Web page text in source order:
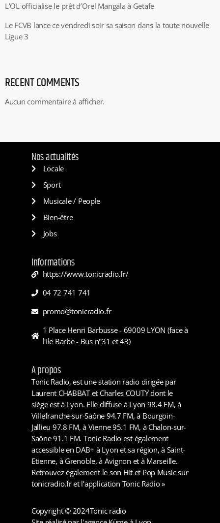
L’OL officialise le prêt d’Orel Mangala à Getafe
Le FCVB lance ce vendredi soir sa saison dans la toute nouvelle
Ligue 3
RECENT COMMENTS
Aucun commentaire à afficher.
Nos actualités
Locale
Sport
Musicale / People
Bien-être
Jobs
Informations
https://www.tonicradio.fr/
04 72 741 741
promo@tonicradio.fr
1 Place Henri Barbusse - 69009 LYON (face à
l'Ile Barbe - Bus n°31 et 43)
A propos
Tonic Radio, est une station radio dirigée par
Laurent CHABBAT et Charles COUTY dont le
siège est à Lyon. Elle diffuse à Lyon 98.4 FM, à
Villefranche-sur-Saône 94.7 FM, à Bourgoin-
Jallieu 97.8 FM, à Vienne 95.1 FM, à Chalon-sur-
Saône 91.1 FM. Tonic Radio est également
accessible en DAB+ à Lyon et sa région, à Saint-
Etienne, à Grenoble, à Avignon et à Marseille.
Retrouvez également le son Hit et Pop Music sur
tonicradio.fr et l’application Tonic Radio »
Copyright © 2024Tonic radio